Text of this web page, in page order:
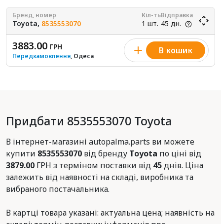
Бренд, номер
Toyota, 8535553070
Кіл-ть
1 шт.
Відправка
45 дн.
3883.00 ГРН
Передзамовлення, Одеса
В кошик
Придбати 8535553070 Toyota
В інтернет-магазині autopalma.parts ви можете
купити 8535553070 від бренду Toyota по ціні від
3879.00 ГРН з терміном поставки від 45днів. Ціна
залежить від наявності на складі, виробника та
вибраного постачальника.
В картці товара указані: актуальна цена; наявність на